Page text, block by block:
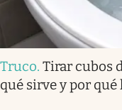
Truco. Tirar cubos
qué sirve y por